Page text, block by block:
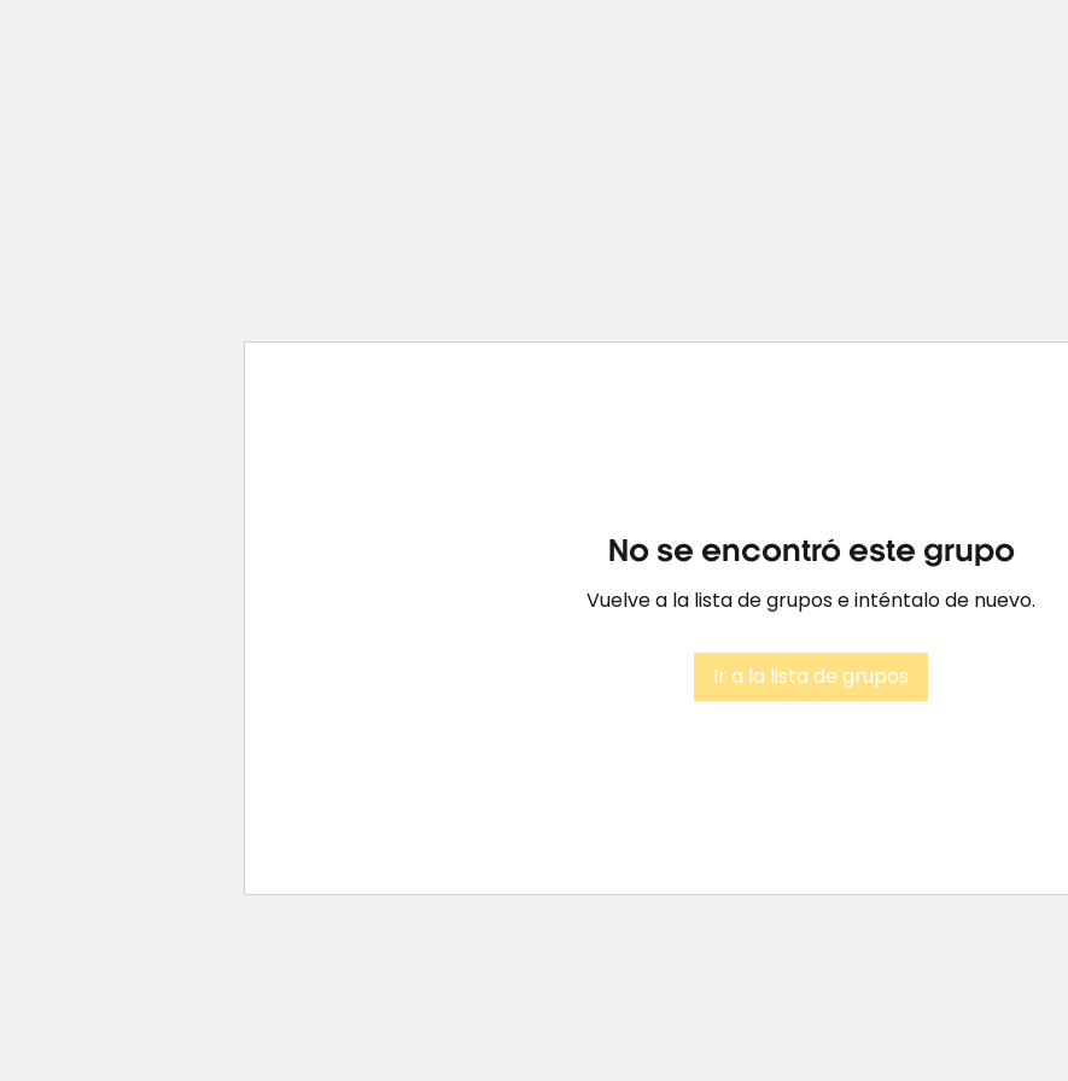
No se encontró este grupo
Vuelve a la lista de grupos e inténtalo de nuevo.
Ir a la lista de grupos